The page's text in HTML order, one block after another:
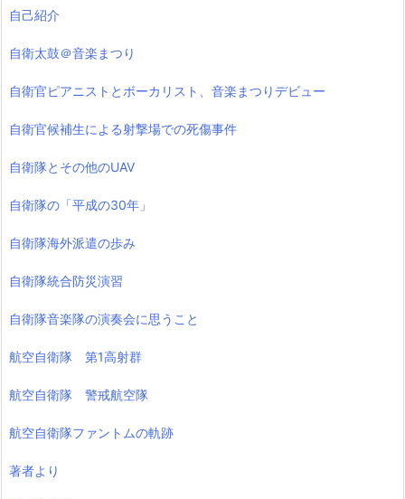
自己紹介
自衛太鼓＠音楽まつり
自衛官ピアニストとボーカリスト、音楽まつりデビュー
自衛官候補生による射撃場での死傷事件
自衛隊とその他のUAV
自衛隊の「平成の30年」
自衛隊海外派遣の歩み
自衛隊統合防災演習
自衛隊音楽隊の演奏会に思うこと
航空自衛隊 第1高射群
航空自衛隊 警戒航空隊
航空自衛隊ファントムの軌跡
著者より